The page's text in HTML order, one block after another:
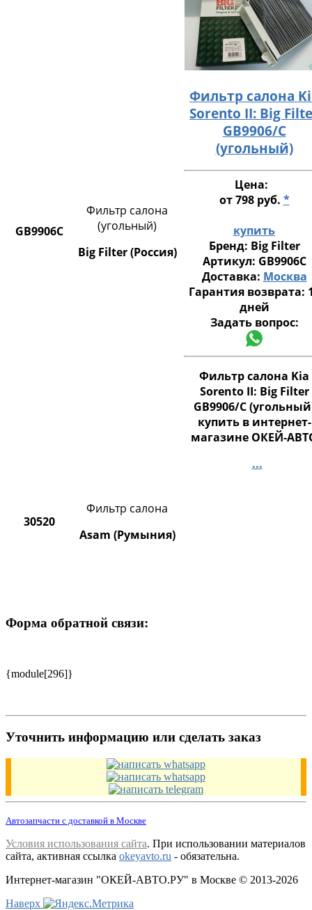
GB9906C
Фильтр салона
(угольный)
Big Filter (Россия)
Фильтр салона
Sorento II: Big
GB9906/C
(угольный)
Цена:
от 798 руб. *
купить
Бренд: Big Filter
Артикул: GB9906C
Доставка: Москва
Гарантия возврата:
дней
Задать вопрос:
Фильтр салона Kia
Sorento II: Big Filter
GB9906/C
купить в интернет-
магазине ОКЕЙ-
...
30520
Фильтр салона
Asam (Румыния)
Форма обратной связи:
{module[296]}
Уточнить информацию или сделать заказ
Автозапчасти с доставкой в Москве
Условия использования сайта. При использовании материалов
сайта, активная ссылка okeyavto.ru - обязательна.
Интернет-магазин "ОКЕЙ-АВТО.РУ" в Москве © 2013-2026
Наверх